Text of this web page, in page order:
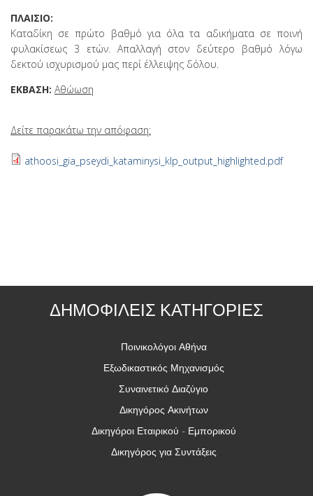
ΠΛΑΙΣΙΟ:
Καταδίκη σε πρώτο βαθμό για όλα τα αδικήματα σε ποινή
φυλακίσεως 3 ετών. Απαλλαγή στον δεύτερο βαθμό λόγω
δεκτού ισχυρισμού μας περί έλλειψης δόλου.
ΕΚΒΑΣΗ: Αθώωση
Δείτε παρακάτω την απόφαση:
athoosi_gia_pseydi_kataminysi_klp_output_highlighted.pdf
ΔΗΜΟΦΙΛΕΙΣ ΚΑΤΗΓΟΡΙΕΣ
Ποινικολόγοι Αθήνα
Εξωδικαστικός Μηχανισμός
Συναινετικό Διαζύγιο
Δικηγόρος Ακινήτων
Δικηγόροι Εταιρικού - Εμπορικού
Δικηγόρος για Συντάξεις